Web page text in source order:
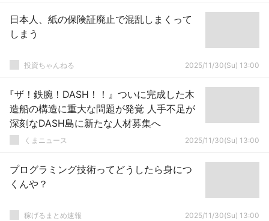
日本人、紙の保険証廃止で混乱しまくって
しまう
投資ちゃんねる 2025/11/30(Su) 13:00
『ザ！鉄腕！DASH！！』ついに完成した木
造船の構造に重大な問題が発覚 人手不足が
深刻なDASH島に新たな人材募集へ
くまニュース 2025/11/30(Su) 13:00
プログラミング技術ってどうしたら身につ
くんや？
稼げるまとめ速報 2025/11/30(Su) 13:00